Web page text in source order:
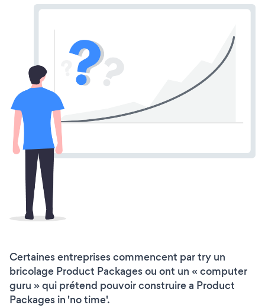
Certaines entreprises commencent par try un
bricolage Product Packages ou ont un « computer
guru » qui prétend pouvoir construire a Product
Packages in 'no time'.